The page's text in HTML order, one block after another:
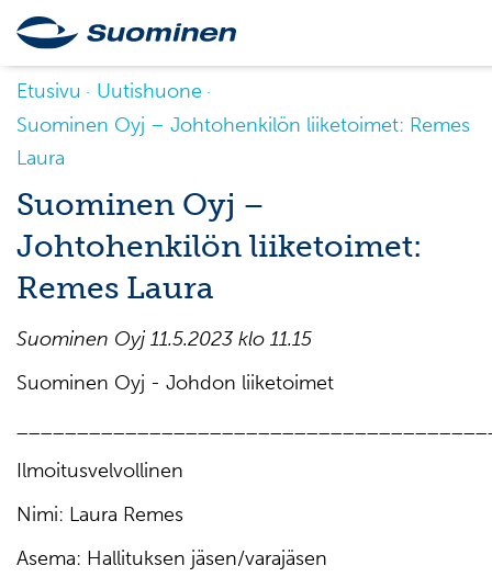
Etusivu
Uutishuone
Suominen Oyj – Johtohenkilön liiketoimet: Remes
Laura
Suominen Oyj –
Johtohenkilön liiketoimet:
Remes Laura
Suominen Oyj 11.5.2023 klo 11.15
Suominen Oyj - Johdon liiketoimet
Ilmoitusvelvollinen
Nimi: Laura Remes
Asema: Hallituksen jäsen/varajäsen